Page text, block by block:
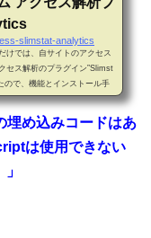
slimstat-analytics
けでは、自サイトのアクセス
セス解析のプラグイン”Slimst
ので、機能とインストール手
WordPressのプラグイン
きます。1. Slimstat Analytics
略す）はリアルタイムのアク
て以下のものがあります。 ア
埋め込みコードはあ
は使用できない